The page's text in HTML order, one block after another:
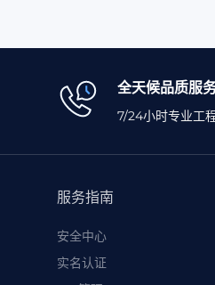
全天候品质服
7/24小时专业工
服务指南
安全中心
实名认证